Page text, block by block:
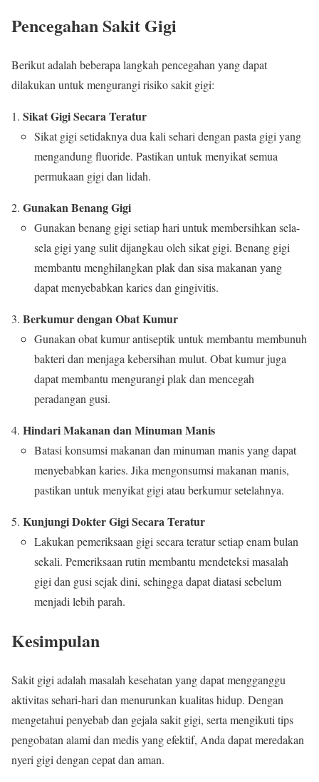
Pencegahan Sakit Gigi
Berikut adalah beberapa langkah pencegahan yang dapat
dilakukan untuk mengurangi risiko sakit gigi:
Sikat Gigi Secara Teratur
Sikat gigi setidaknya dua kali sehari dengan pasta gigi yang
mengandung fluoride. Pastikan untuk menyikat semua
permukaan gigi dan lidah.
Gunakan Benang Gigi
Gunakan benang gigi setiap hari untuk membersihkan sela-
sela gigi yang sulit dijangkau oleh sikat gigi. Benang gigi
membantu menghilangkan plak dan sisa makanan yang
dapat menyebabkan karies dan gingivitis.
Berkumur dengan Obat Kumur
Gunakan obat kumur antiseptik untuk membantu membunuh
bakteri dan menjaga kebersihan mulut. Obat kumur juga
dapat membantu mengurangi plak dan mencegah
peradangan gusi.
Hindari Makanan dan Minuman Manis
Batasi konsumsi makanan dan minuman manis yang dapat
menyebabkan karies. Jika mengonsumsi makanan manis,
pastikan untuk menyikat gigi atau berkumur setelahnya.
Kunjungi Dokter Gigi Secara Teratur
Lakukan pemeriksaan gigi secara teratur setiap enam bulan
sekali. Pemeriksaan rutin membantu mendeteksi masalah
gigi dan gusi sejak dini, sehingga dapat diatasi sebelum
menjadi lebih parah.
Kesimpulan
Sakit gigi adalah masalah kesehatan yang dapat mengganggu
aktivitas sehari-hari dan menurunkan kualitas hidup. Dengan
mengetahui penyebab dan gejala sakit gigi, serta mengikuti tips
pengobatan alami dan medis yang efektif, Anda dapat meredakan
nyeri gigi dengan cepat dan aman.